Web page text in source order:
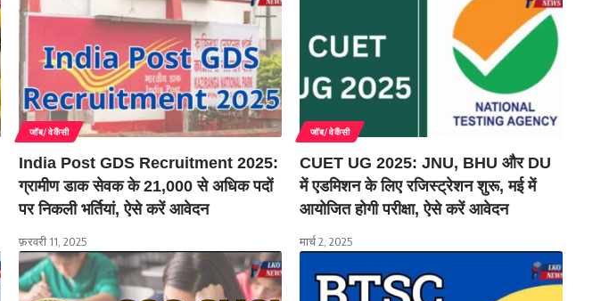
जॉब/वेकैंसी
India Post GDS Recruitment 2025:
ग्रामीण डाक सेवक के 21,000 से अधिक पदों
पर निकली भर्तियां, ऐसे करें आवेदन
फ़रवरी 11, 2025
जॉब/वेकैंसी
CUET UG 2025: JNU, BHU और DU
में एडमिशन के लिए रजिस्ट्रेशन शुरू, मई में
आयोजित होगी परीक्षा, ऐसे करें आवेदन
मार्च 2, 2025